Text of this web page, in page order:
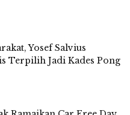
Yosef Salvius
Terpilih Jadi Kades Pong